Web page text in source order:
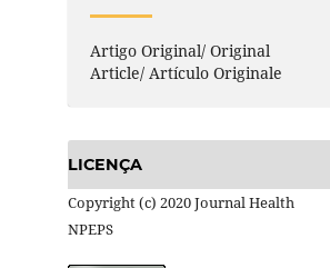
Artigo Original/ Original
Article/ Artículo Originale
LICENÇA
Copyright (c) 2020 Journal Health
NPEPS